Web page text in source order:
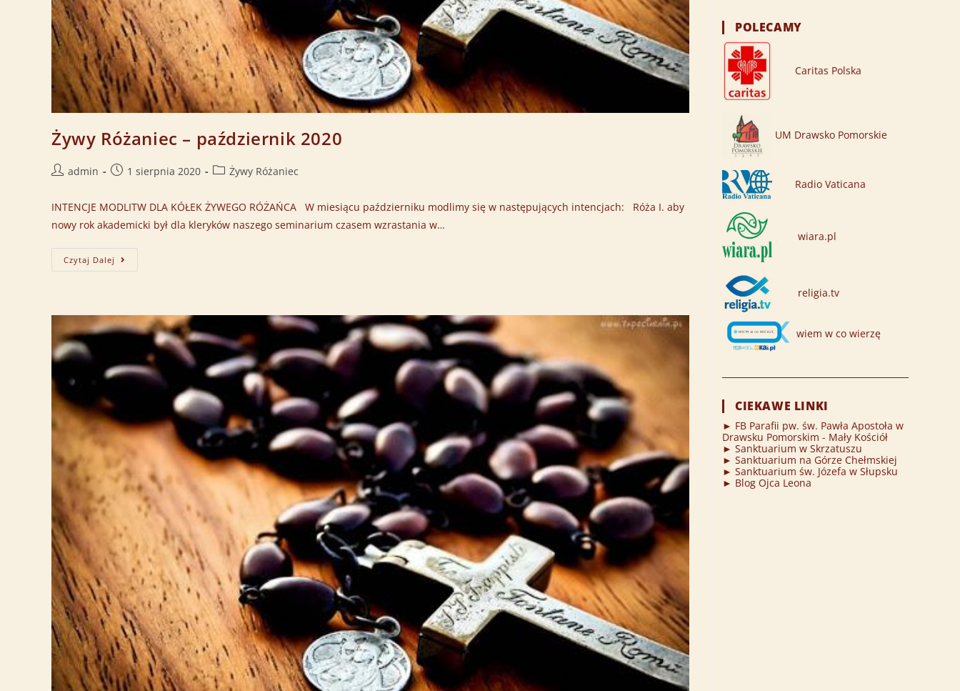
Żywy Różaniec – październik 2020
admin 1 sierpnia 2020 Żywy Różaniec
INTENCJE MODLITW DLA KÓŁEK ŻYWEGO RÓŻAŃCA W miesiącu październiku modlimy się w następujących intencjach: Róża I. aby
nowy rok akademicki był dla kleryków naszego seminarium czasem wzrastania w…
Czytaj Dalej
POLECAMY
Caritas Polska
UM Drawsko Pomorskie
Radio Vaticana
wiara.pl
religia.tv
wiem w co wierzę
CIEKAWE LINKI
► FB Parafii pw. św. Pawła Apostoła w
Drawsku Pomorskim - Mały Kościół
► Sanktuarium w Skrzatuszu
► Sanktuarium na Górze Chełmskiej
► Sanktuarium św. Józefa w Słupsku
► Blog Ojca Leona